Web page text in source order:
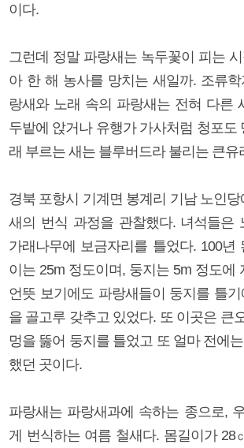
이다.
그런데 정말 파랑새는 녹두꽃이 피는
아 한 해 농사를 망치는 새일까. 조류
랑새와 노래 속의 파랑새는 전혀 다른
두밭에 앉거나 유행가 가사처럼 청포도
래 부르는 새는 블루버드라 불리는 큰유
경북 포항시 기계면 봉계리 기남 노인
새의 번식 과정을 관찰했다. 녀석들은
가래나무에 보금자리를 틀었다. 100년
이는 25m 정도이며, 둥지는 5m 정도에
언뜻 보기에도 파랑새들이 둥지를 틀
을 골고루 갖추고 있었다. 또 이곳은 큰
멍을 뚫어 둥지를 틀었고 또 얼마 전에
했던 곳이다.
파랑새는 파랑새과에 속하는 종으로,
게 번식하는 여름 철새다. 몸길이가 28